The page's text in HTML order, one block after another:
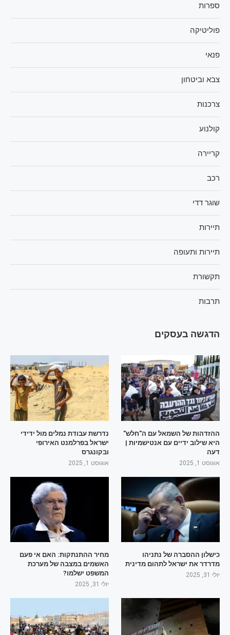
ספרות
פוליטיקה
פנאי
צבא וביטחון
צרכנות
קולנוע
קריירה
רכב
שוגר דדי
תיירות
תיירות ותעופה
תקשורת
תרבות
הדגשה בעסקים
ההזדהות של השמאל עם ה"חלש"
היא שילוב ידיים עם אנטישמיות |
דעה
אוגוסט 1, 2025
נדרשת עבודת נמלים מול ידידי
ישראל בפרלמנט האירופי
ובקונגרס
אוגוסט 1, 2025
כישלון ההסברה של נתניהו
מדרדר את ישראל לתהום מדינית
יולי 31, 2025
מחיר ההתנתקות: האם אי פעם
האשמים במצבה של מערכת
המשפט ישלמו?
יולי 31, 2025